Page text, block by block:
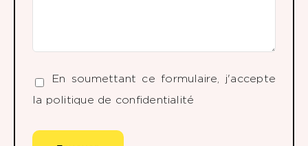
En soumettant ce formulaire, j'accepte
la politique de confidentialité